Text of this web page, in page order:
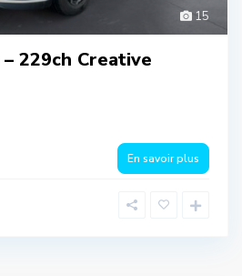
15
229ch Creative
En savoir plus